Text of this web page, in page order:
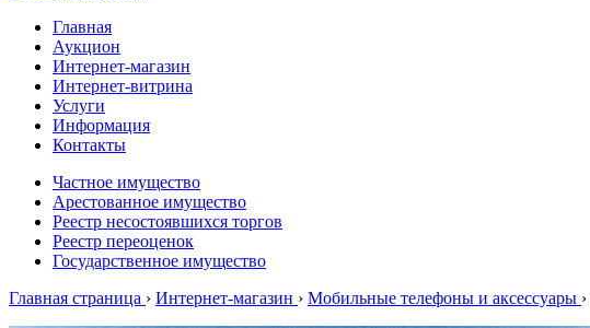
Главная
Аукцион
Интернет-магазин
Интернет-витрина
Услуги
Информация
Контакты
Частное имущество
Арестованное имущество
Реестр несостоявшихся торгов
Реестр переоценок
Государственное имущество
Главная страница › Интернет-магазин › Мобильные телефоны и аксессуары ›